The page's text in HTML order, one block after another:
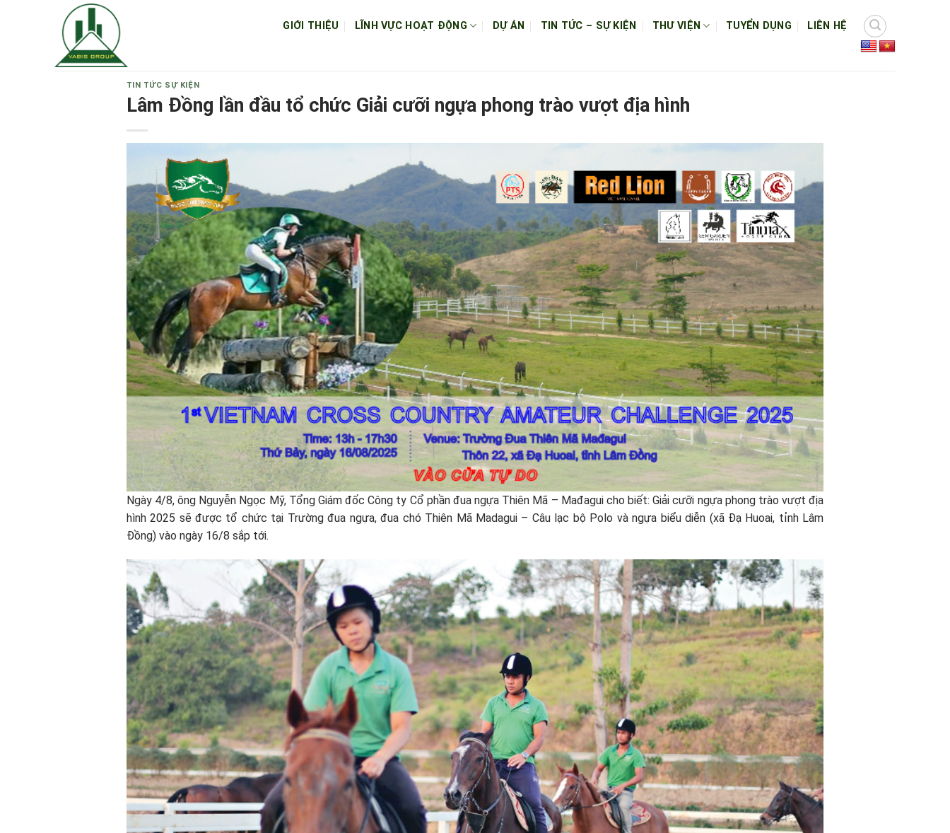
GIỚI THIỆU LĨNH VỰC HOẠT ĐỘNG DỰ ÁN TIN TỨC – SỰ KIỆN THƯ VIỆN TUYỂN DỤNG LIÊN HỆ
TIN TỨC SỰ KIỆN
Lâm Đồng lần đầu tổ chức Giải cưỡi ngựa phong trào vượt địa hình
Ngày 4/8, ông Nguyễn Ngọc Mỹ, Tổng Giám đốc Công ty Cổ phần đua ngựa Thiên Mã – Mađagui cho biết: Giải cưỡi ngựa phong trào vượt địa
hình 2025 sẽ được tổ chức tại Trường đua ngựa, đua chó Thiên Mã Madagui – Câu lạc bộ Polo và ngựa biểu diễn (xã Đạ Huoai, tỉnh Lâm
Đồng) vào ngày 16/8 sắp tới.